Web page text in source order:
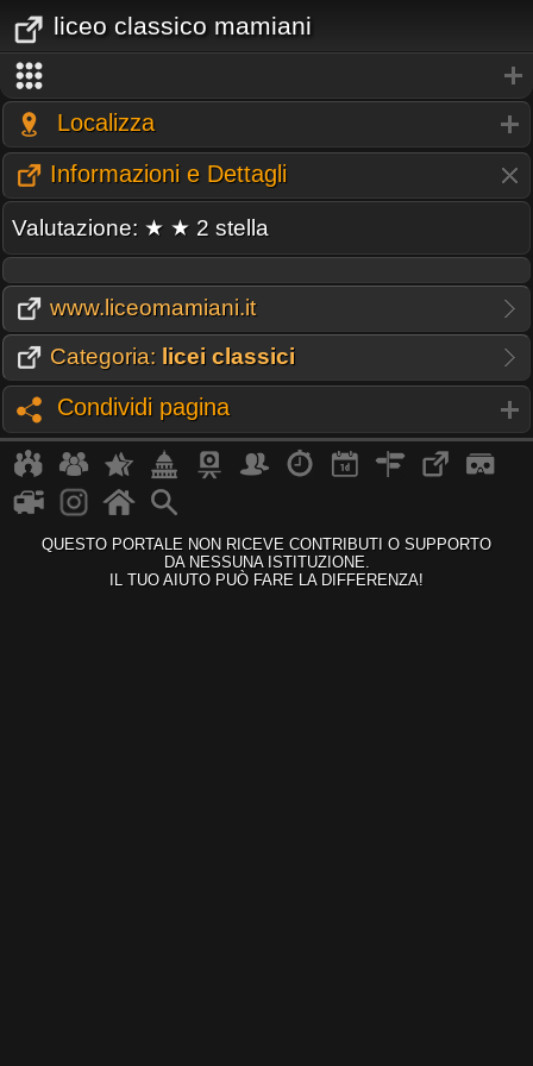
liceo classico mamiani
Localizza
Informazioni e Dettagli
Valutazione: ★ ★ 2 stella
www.liceomamiani.it
Categoria: licei classici
Condividi pagina
QUESTO PORTALE NON RICEVE CONTRIBUTI O SUPPORTO
DA NESSUNA ISTITUZIONE.
IL TUO AIUTO PUÒ FARE LA DIFFERENZA!